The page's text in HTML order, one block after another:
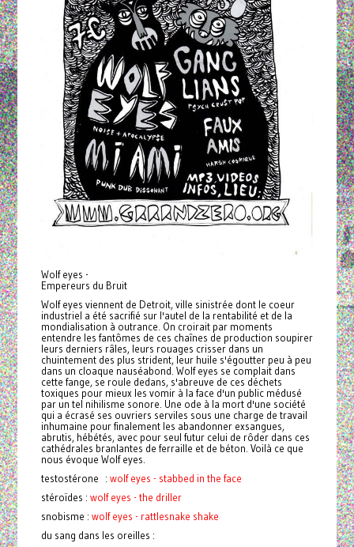
Wolf eyes -
Empereurs du Bruit
Wolf eyes viennent de Detroit, ville sinistrée dont le coeur
industriel a été sacrifié sur l'autel de la rentabilité et de la
mondialisation à outrance. On croirait par moments
entendre les fantômes de ces chaînes de production soupirer
leurs derniers râles, leurs rouages crisser dans un
chuintement des plus strident, leur huile s'égoutter peu à peu
dans un cloaque nauséabond. Wolf eyes se complait dans
cette fange, se roule dedans, s'abreuve de ces déchets
toxiques pour mieux les vomir à la face d'un public médusé
par un tel nihilisme sonore. Une ode à la mort d'une société
qui a écrasé ses ouvriers serviles sous une charge de travail
inhumaine pour finalement les abandonner exsangues,
abrutis, hébétés, avec pour seul futur celui de rôder dans ces
cathédrales branlantes de ferraille et de béton. Voilà ce que
nous évoque Wolf eyes.
testostérone : wolf eyes - stabbed in the face
stéroïdes : wolf eyes - the driller
snobisme : wolf eyes - rattlesnake shake
du sang dans les oreilles :